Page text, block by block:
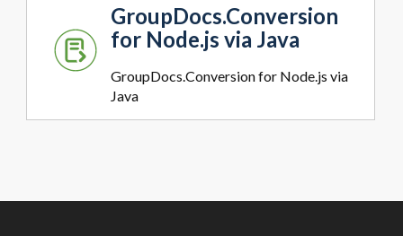
GroupDocs.Conversion
for Node.js via Java
GroupDocs.Conversion for Node.js via
Java